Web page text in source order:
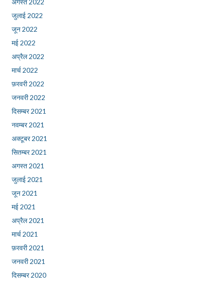
अगस्त 2022
जुलाई 2022
जून 2022
मई 2022
अप्रैल 2022
मार्च 2022
फ़रवरी 2022
जनवरी 2022
दिसम्बर 2021
नवम्बर 2021
अक्टूबर 2021
सितम्बर 2021
अगस्त 2021
जुलाई 2021
जून 2021
मई 2021
अप्रैल 2021
मार्च 2021
फ़रवरी 2021
जनवरी 2021
दिसम्बर 2020